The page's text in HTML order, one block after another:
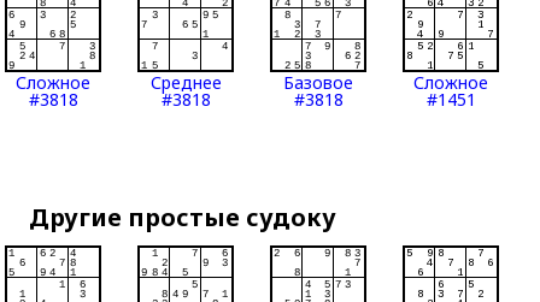
Сложное
#3818
Среднее
#3818
Базовое
#3818
Сложное
#1451
Другие простые судоку